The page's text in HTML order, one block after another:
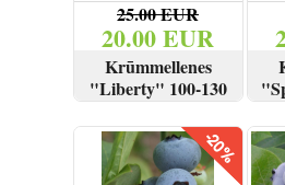
25.00 EUR
20.00 EUR
Krūmmellenes
"Liberty" 100-130
cm
SKATĪT PIRKT